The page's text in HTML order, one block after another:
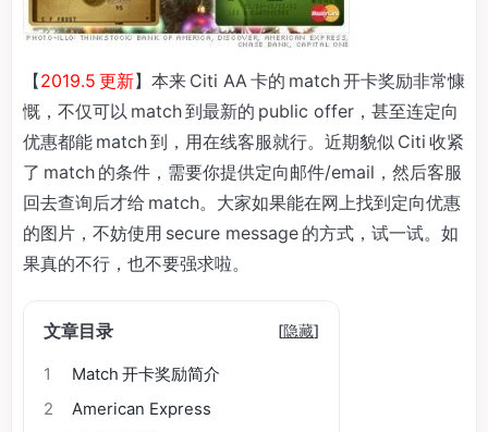
【2019.5 更新】本来 Citi AA 卡的 match 开卡奖励非常慷
慨，不仅可以 match 到最新的 public offer，甚至连定向
优惠都能 match 到，用在线客服就行。近期貌似 Citi 收紧
了 match 的条件，需要你提供定向邮件/email，然后客服
回去查询后才给 match。大家如果能在网上找到定向优惠
的图片，不妨使用 secure message 的方式，试一试。如
果真的不行，也不要强求啦。
文章目录 [隐藏]
1
Match 开卡奖励简介
2
American Express